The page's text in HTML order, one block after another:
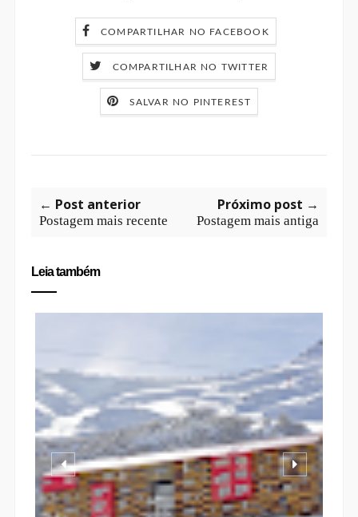
COMPARTILHAR NO FACEBOOK
COMPARTILHAR NO TWITTER
SALVAR NO PINTEREST
← Post anterior
Postagem mais recente
Próximo post →
Postagem mais antiga
Leia também